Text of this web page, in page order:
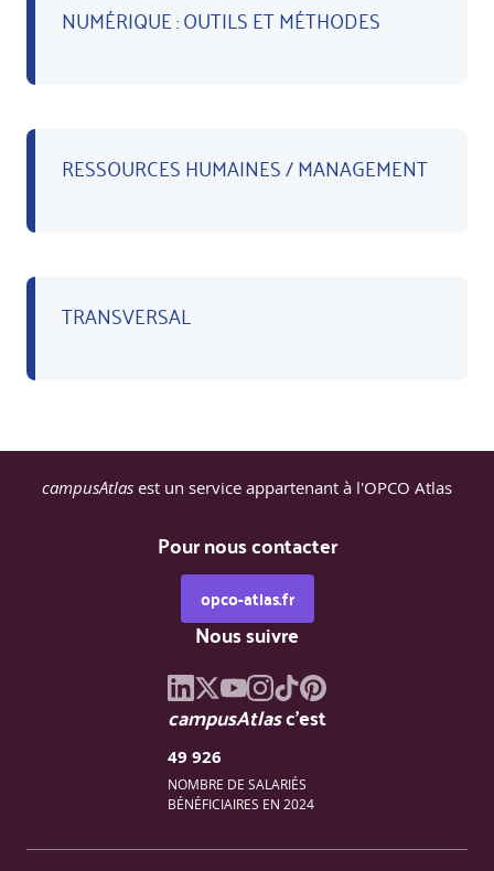
NUMÉRIQUE : OUTILS ET MÉTHODES
RESSOURCES HUMAINES / MANAGEMENT
TRANSVERSAL
campusAtlas est un service appartenant à l'OPCO Atlas
Pour nous contacter
opco-atlas.fr
Nous suivre
campusAtlasc'est
49 926
NOMBRE DE SALARIÉS
BÉNÉFICIAIRES EN 2024